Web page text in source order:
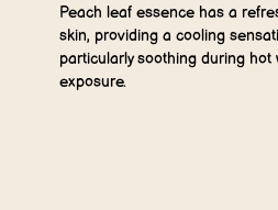
Peach leaf essence has a
skin, providing a cooling
particularly soothing during
exposure.